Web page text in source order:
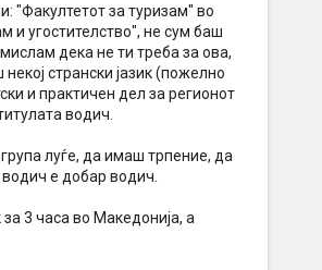
"Факултетот за туризам" во
и угостителство", не сум баш
дека не ти треба за ова,
странски јазик (пожелно
и практичен дел за регионот
водич.
луѓе, да имаш трпение, да
е добар водич.
3 часа во Македонија, а